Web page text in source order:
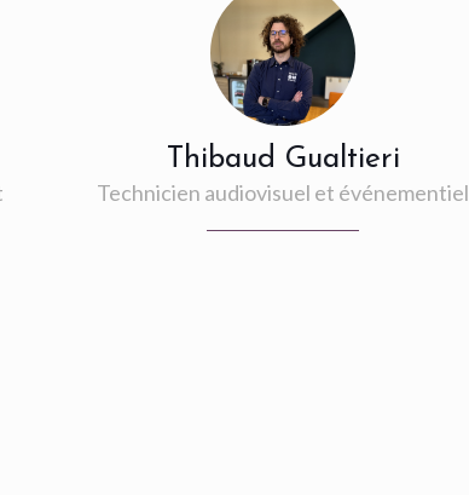
Thibaud Gualtieri
Technicien audiovisuel et événementiel